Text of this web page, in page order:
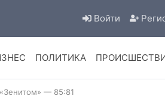
Войти
ПОЛИТИКА
— 85:81